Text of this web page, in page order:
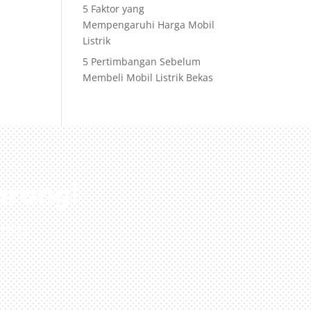
5 Faktor yang
Mempengaruhi Harga Mobil
Listrik
5 Pertimbangan Sebelum
Membeli Mobil Listrik Bekas